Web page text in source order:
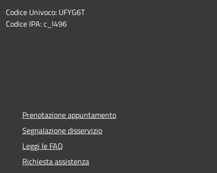
Codice Univoco: UFYG6T
Codice IPA: c_l496
Prenotazione appuntamento
Segnalazione disservizio
Leggi le FAQ
Richiesta assistenza